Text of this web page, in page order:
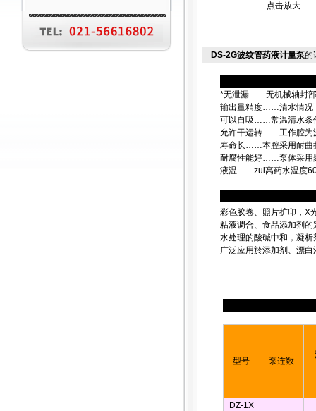
点击放大
DS-2G波纹管药液计量泵的
*无泄漏……无机械轴封
输出量精度……清水情况
可以自吸……常温清水条
允许干运转……工作腔为
寿命长……本腔采用耐曲
耐腐性能好……泵体采用
液温……zui高药水温度
彩色胶卷、照片扩印，X
粘液调合、食品添加剂
水处理的酸碱中和，凝
广泛应用於添加剂、漂
型号 泵连数
DZ-1X